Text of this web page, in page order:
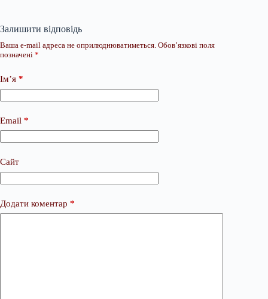
Залишити відповідь
Ваша e-mail адреса не оприлюднюватиметься. Обов’язкові поля
позначені *
Ім’я *
Email *
Сайт
Додати коментар *